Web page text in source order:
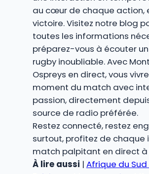
au cœur de chaque action,
victoire. Visitez notre blog
toutes les informations
préparez-vous à écouter
rugby inoubliable. Avec
Ospreys en direct, vous
moment du match avec
passion, directement
source de radio préférée.
Restez connecté, restez
surtout, profitez de chaque
match palpitant en direct à
À lire aussi | Afrique du Sud